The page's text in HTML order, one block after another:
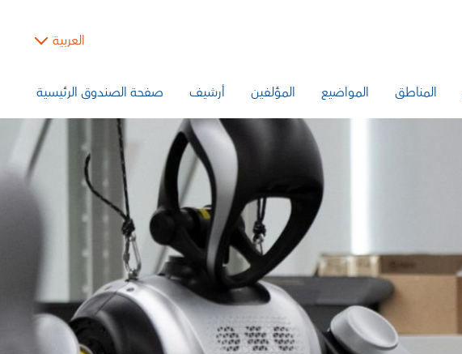
العربية
المناطق المواضيع المؤلفين أرشيف صفحة الصندوق الرئيسية